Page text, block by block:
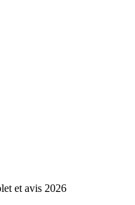
et avis 2026